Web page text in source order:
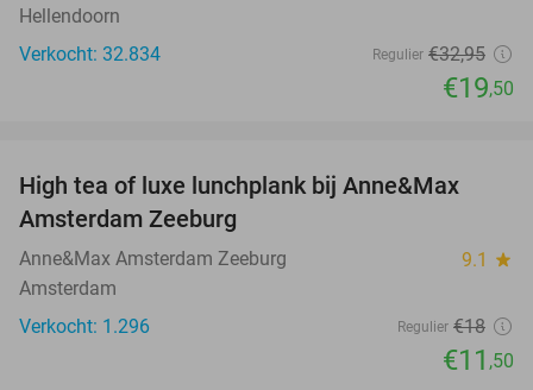
Hellendoorn
Verkocht: 32.834
Regulier €32,95
€19,50
High tea of luxe lunchplank bij Anne&Max
Amsterdam Zeeburg
Anne&Max Amsterdam Zeeburg 9.1 star
Amsterdam
Verkocht: 1.296
Regulier €18
€11 ,50